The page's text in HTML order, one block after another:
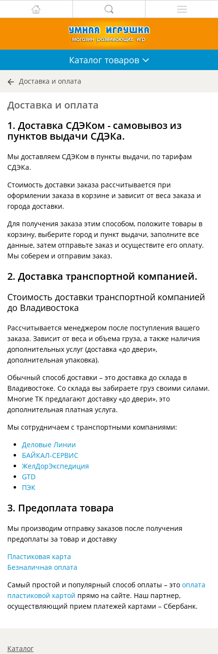
Каталог товаров
Доставка и оплата
Доставка и оплата
1. Доставка СДЭКом - самовывоз из
пунктов выдачи СДЭКа.
Мы доставляем СДЭКом в пункты выдачи, по тарифам
СДЭКа.
Стоимость доставки заказа рассчитывается при
оформлении заказа в корзине и зависит от веса заказа и
города доставки.
Для получения заказа этим способом, положите товары в
корзину, выберите город и пункт выдачи, заполните все
данные, затем отправьте заказ и осуществите его оплату.
Мы соберем и отправим заказ.
2. Доставка транспортной компанией.
Стоимость доставки транспортной компанией
до Владивостока
Рассчитывается менеджером после поступления вашего
заказа. Зависит от веса и объема груза, а также наличия
дополнительных услуг (доставка «до двери»,
дополнительная упаковка).
Обычный способ доставки – это доставка до склада в
Владивостоке. Со склада вы забираете груз своими силами.
Многие ТК предлагают доставку «до двери», это
дополнительная платная услуга.
Мы сотрудничаем с транспортными компаниями:
Деловые Линии
БАЙКАЛ-СЕРВИС
ЖелДорЭкспедиция
GTD
ПЭК
3. Предоплата товара
Мы производим отправку заказов после получения
предоплаты за товар и доставку
Пластиковая карта
Безналичная оплата
Самый простой и популярный способ оплаты – это оплата
пластиковой картой прямо на сайте. Наш партнер,
осуществляющий прием платежей картами – Сбербанк.
Каталог